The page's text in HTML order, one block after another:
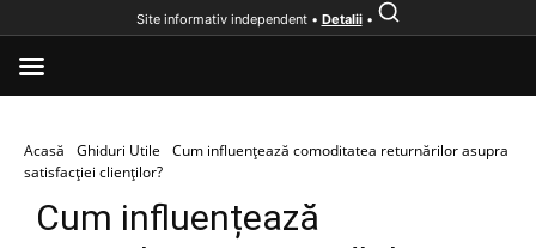
Acasă Ghiduri Utile
Cum influențează comoditatea returnărilor asupra
satisfacției clienților?
Cum influențează
Site informativ independent • Detalii•